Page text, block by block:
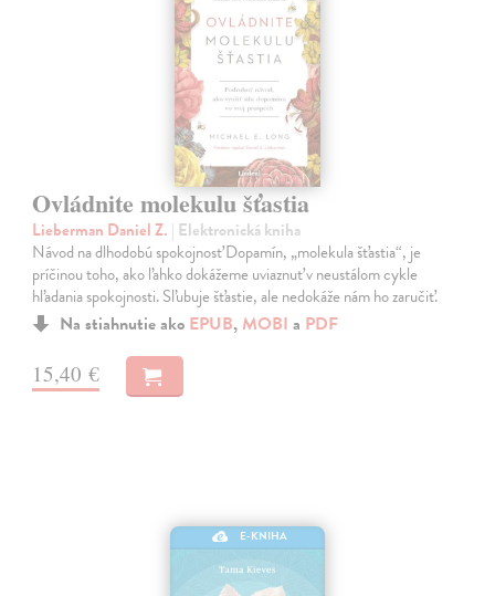
Ovládnite molekulu šťastia
Lieberman Daniel Z. | Elektronická kniha
Návod na dlhodobú spokojnosť Dopamín, „molekula šťastia“, je
príčinou toho, ako ľahko dokážeme uviaznuť v neustálom cykle
hľadania spokojnosti. Sľubuje šťastie, ale nedokáže nám ho zaručiť.
Na stiahnutie ako EPUB, MOBI a PDF
15,40 €
E-KNIHA